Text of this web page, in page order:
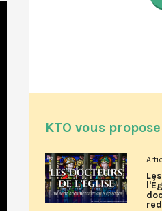
KTO vous propose